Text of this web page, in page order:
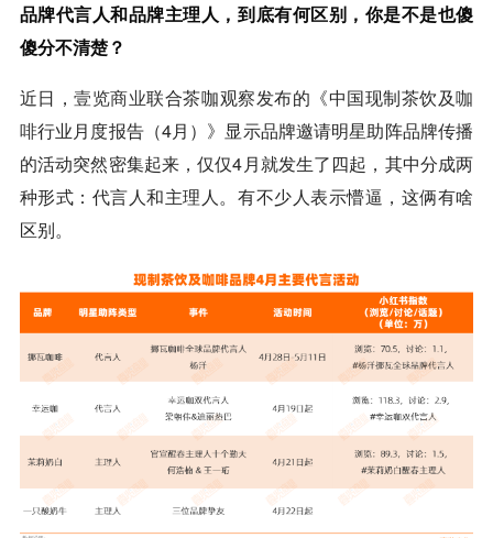
品牌代言人和品牌主理人，到底有何区别，你是不是也傻
傻分不清楚？
近日，壹览商业联合茶咖观察发布的《中国现制茶饮及咖
啡行业月度报告（4月）》显示品牌邀请明星助阵品牌传播
的活动突然密集起来，仅仅4月就发生了四起，其中分成两
种形式：代言人和主理人。有不少人表示懵逼，这俩有啥
区别。